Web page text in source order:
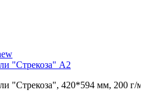
"Стрекоза" А2
"Стрекоза", 420*594 мм, 200